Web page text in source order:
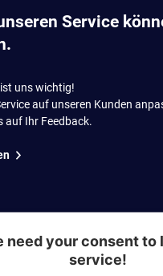
Service
uns wichtig!
auf unseren Kunden
auf Ihr Feedback.
need your consent to
service!